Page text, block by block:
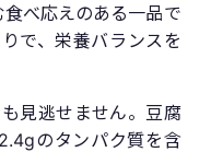
べ応えのある一品で
で、栄養バランスを
見逃せません。豆腐
のタンパク質を含